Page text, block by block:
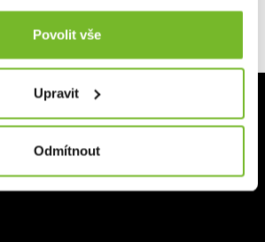
Povolit vše
Upravit
Odmítnout